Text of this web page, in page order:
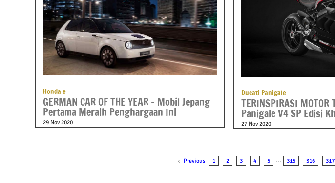
Honda e
GERMAN CAR OF THE YEAR – Mobil Jepang
Pertama Meraih Penghargaan Ini
29 Nov 2020
Ducati Panigale
TERINSPIRASI MOTOR
Panigale V4 SP Edisi
27 Nov 2020
Previous 1 2 3 4 5 ··· 315 316 317